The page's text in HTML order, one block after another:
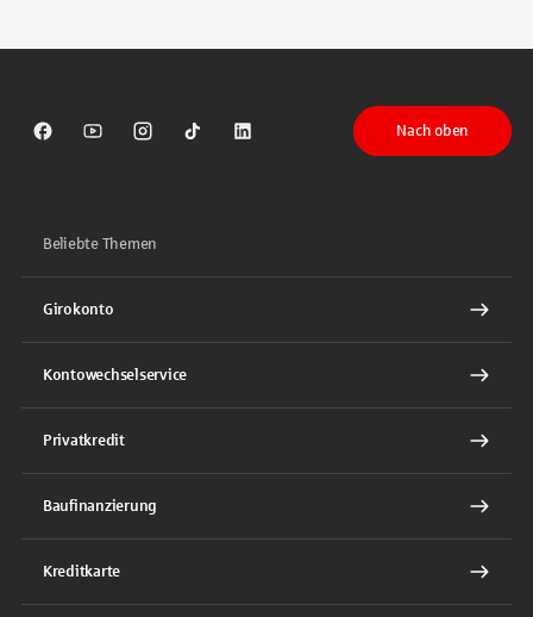
Sparkasse auf Facebook
Sparkasse auf Youtube
Sparkasse auf Instagram
Sparkasse auf TikTok
Sparkasse auf LinkedIn
Nach oben
Beliebte Themen
Girokonto
Kontowechselservice
Privatkredit
Baufinanzierung
Kreditkarte